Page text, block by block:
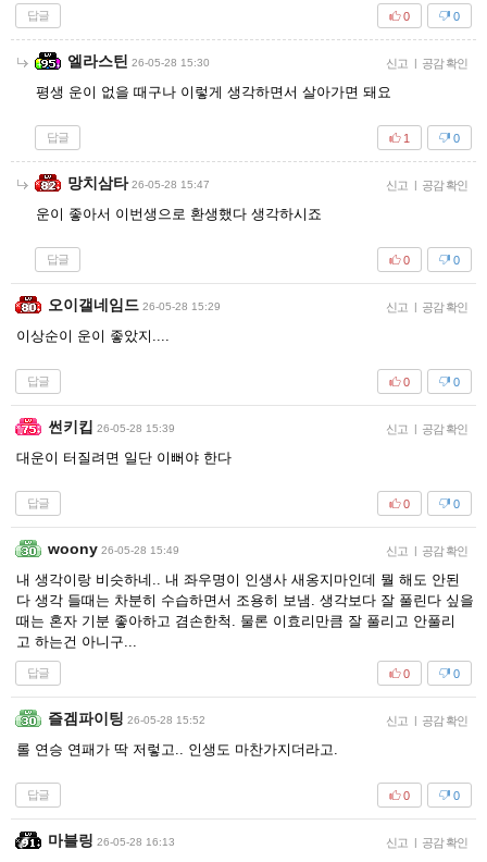
답글 0
0
엘라스틴 26-05-28 15:30 신고 | 공감 확인
평생 운이 없을 때구나 이렇게 생각하면서 살아가면 돼요
답글 0
1
망치삼타 26-05-28 15:47 신고 | 공감 확인
운이 좋아서 이번생으로 환생했다 생각하시죠
답글 0
0
오이갤네임드 26-05-28 15:29 신고 | 공감 확인
이상순이 운이 좋았지....
답글 0
0
썬키킵 26-05-28 15:39 신고 | 공감 확인
대운이 터질려면 일단 이뻐야 한다
답글 0
0
woony 26-05-28 15:49 신고 | 공감 확인
내 생각이랑 비슷하네.. 내 좌우명이 인생사 새옹지마인데 뭘 해도 안된
다 생각 들때는 차분히 수습하면서 조용히 보냄. 생각보다 잘 풀린다 싶을
때는 혼자 기분 좋아하고 겸손한척. 물론 이효리만큼 잘 풀리고 안풀리
고 하는건 아니구...
답글 0
0
즐겜파이팅 26-05-28 15:52 신고 | 공감 확인
롤 연승 연패가 딱 저렇고.. 인생도 마찬가지더라고.
답글 0
0
마블링 26-05-28 16:13 신고 | 공감 확인